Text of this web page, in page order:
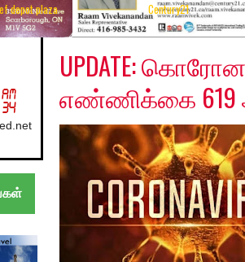
depot plaza Century21
Tuesday, April 28,
UPDATE:
எண்ணிக்கை 619